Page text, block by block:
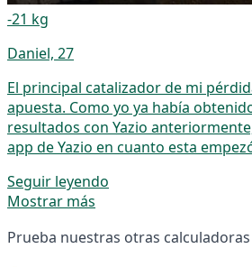
-21 kg
Daniel, 27
El principal catalizador de mi
apuesta. Como yo ya había
resultados con Yazio
app de Yazio en cuanto esta
Seguir leyendo
Mostrar más
Prueba nuestras otras calculadoras